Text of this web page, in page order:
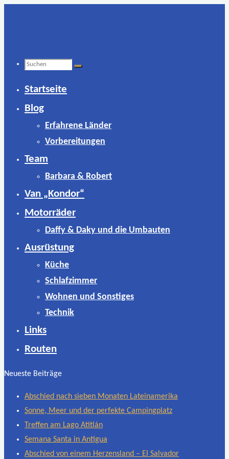
Suchen
nach:
Startseite
Blog
Erfahrene Länder
Vorbereitungen
Team
Barbara & Robert
Van „Kondor“
Motorräder
Daffy & Daky und die Umbauten
Ausrüstung
Küche
Schlafzimmer
Wohnen und Sonstiges
Technik
Links
Routen
Neueste Beiträge
Abschied nach sieben Monaten Lateinamerika
Sonne, Meer und der perfekte Campingplatz
Treffen am Lago Atitlán
Semana Santa in Antigua
Abschied von einem Herzensland – El Salvador